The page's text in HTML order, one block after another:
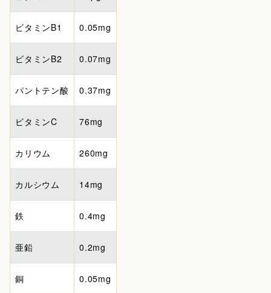
ビタミンB1 0.05mg
ビタミンB2 0.07mg
パントテン酸 0.37mg
ビタミンC 76mg
カリウム 260mg
カルシウム 14mg
鉄 0.4mg
亜鉛 0.2mg
銅 0.05mg